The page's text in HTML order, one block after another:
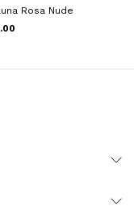
Rosa Nude